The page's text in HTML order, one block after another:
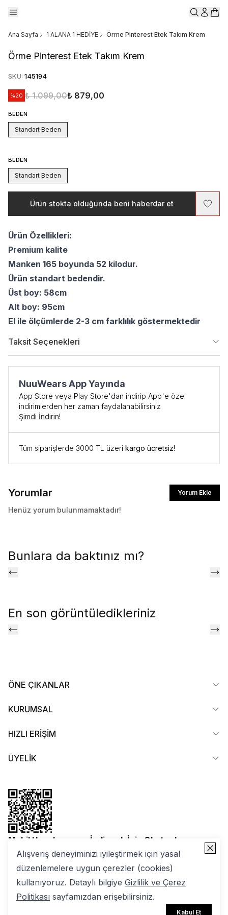
Alışveriş deneyiminizi iyileştirmek için yasal
düzenlemelere uygun çerezler (cookies)
kullanıyoruz. Detaylı bilgiye Gizlilik ve Çerez
Politikası sayfamızdan erişebilirsiniz.
Kabul Et
Ana Sayfa 1 ALANA 1 HEDİYE Örme Pinterest Etek Takım Krem
Örme Pinterest Etek Takım Krem
SKU: 145194
%20 ₺ 1.099,00₺ 879,00
BEDEN
Standart Beden
BEDEN
Standart Beden
Ürün stokta olduğunda beni haberdar et
Ürün Özellikleri:
Premium kalite
Manken 165 boyunda 52 kilodur.
Ürün standart bedendir.
Üst boy: 58cm
Alt boy: 95cm
El ile ölçümlerde 2-3 cm farklılık göstermektedir
Taksit Seçenekleri
NuuWears App Yayında
App Store veya Play Store'dan indirip App'e özel
indirimlerden her zaman faydalanabilirsiniz
Şimdi İndirin!
Tüm siparişlerde 3000 TL üzeri kargo ücretsiz!
Yorumlar Yorum Ekle
Henüz yorum bulunmamaktadır!
Bunlara da baktınız mı?
En son görüntüledikleriniz
ÖNE ÇIKANLAR
KURUMSAL
HIZLI ERİŞİM
ÜYELİK
Mobil Uygulamamızı İndirmek İçin Okutun!
2025 Nuuwears. Tüm Hakları Saklıdır | ikas E-ticaret